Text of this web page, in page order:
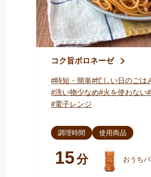
コク旨ボロネーゼ
時短・簡単 忙しい日のごは
洗い物少なめ 火を使わない
電子レンジ
調理時間
15分
使用商品
おうち